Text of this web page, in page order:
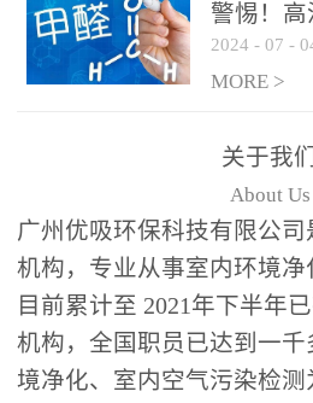
警惕！高
手”来袭
2024 - 07 -
MORE >
关于我们
About Us
广州优吸环保科技有限公
机构，专业从事室内环境净
目前累计至 2021年下半年
机构，全国职员已达到一
境净化、室内空气污染检